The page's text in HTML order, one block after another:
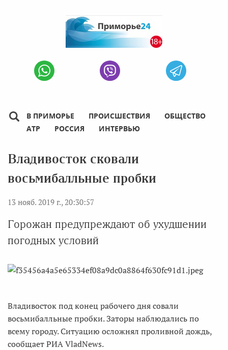
В ПРИМОРЬЕ ПРОИСШЕСТВИЯ
ОБЩЕСТВО
АТР
РОССИЯ ИНТЕРВЬЮ
Владивосток сковали
восьмибалльные пробки
13 нояб. 2019 г., 20:30:57
Горожан предупреждают об ухудшении
погодных условий
Владивосток под конец рабочего дня совали
восьмибалльные пробки. Заторы наблюдались по
всему городу. Ситуацию осложнял проливной дождь,
сообщает РИА VladNews.